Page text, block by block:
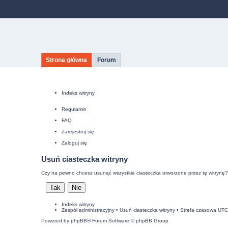
Strona główna Forum
Indeks witryny
Regulamin
FAQ
Zarejestruj się
Zaloguj się
Usuń ciasteczka witryny
Czy na pewno chcesz usunąć wszystkie ciasteczka utworzone przez tę witrynę?
Indeks witryny
Zespół administracyjny• Usuń ciasteczka witryny• Strefa czasowa
Powered by phpBB® Forum Software © phpBB Group